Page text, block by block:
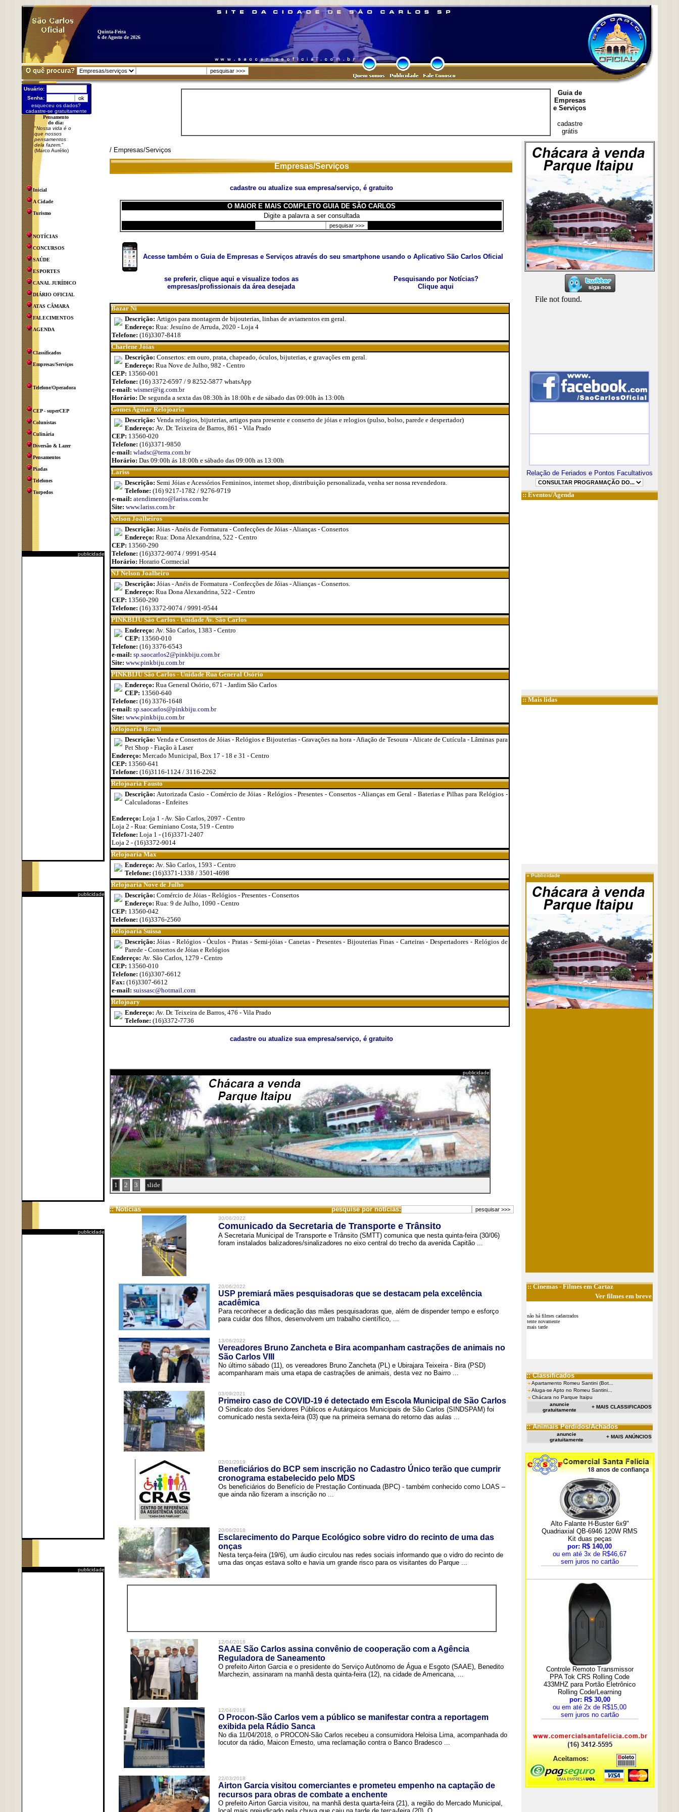
Quinta-Feira
6 de Agosto de 2026
O quê procura?
Usuário:
Senha:
esqueceu os dados?
cadastre-se gratuitamente
Pensamento
do dia:
"Nossa vida é o
que nossos
pensamentos
dela fazem. "
(Marco Aurélio)
Inicial
A Cidade
Turismo
NOTÍCIAS
CONCURSOS
SAÚDE
ESPORTES
CANAL JURÍDICO
DIÁRIO OFICIAL
ATAS CÂMARA
FALECIMENTOS
AGENDA
Classificados
Empresas/Serviços
Telefone/Operadora
CEP - superCEP
Colunistas
Culinária
Diversão & Lazer
Pensamentos
Piadas
Telefones
Torpedos
publicidade
publicidade
publicidade
publicidade
Guia de
Empresas
e Serviços
cadastre
grátis
/ Empresas/Serviços
Empresas/Serviços
cadastre ou atualize sua empresa/serviço, é gratuito
O MAIOR E MAIS COMPLETO GUIA DE SÃO CARLOS
Digite a palavra a ser consultada
Acesse também o Guia de Empresas e Serviços através do seu smartphone usando o Aplicativo São Carlos Oficial
se preferir, clique aqui e visualize todos as
empresas/profissionais da área desejada
Pesquisando por Notícias?
Clique aqui
Bazar Ni
Descrição: Artigos para montagem de bijouterias, linhas de aviamentos em geral.
Endereço: Rua: Jesuíno de Arruda, 2020 - Loja 4
Telefone: (16)3307-8418
Charlene Jóias
Descrição: Consertos: em ouro, prata, chapeado, óculos, bijuterias, e gravações em geral.
Endereço: Rua Nove de Julho, 982 - Centro
CEP: 13560-001
Telefone: (16) 3372-6597 / 9 8252-5877 whatsApp
e-mail: wismer@ig.com.br
Horário: De segunda a sexta das 08:30h às 18:00h e de sábado das 09:00h às 13:00h
Gomes Aguiar Relojoaria
Descrição: Venda relógios, bijuterias, artigos para presente e conserto de jóias e relogios (pulso, bolso, parede e despertador)
Endereço: Av. Dr. Teixeira de Barros, 861 - Vila Prado
CEP: 13560-020
Telefone: (16)3371-9850
e-mail: wladsc@terra.com.br
Horário: Das 09:00h ás 18:00h e sábado das 09:00h as 13:00h
Lariss
Descrição: Semi Jóias e Acessórios Femininos, internet shop, distribuição personalizada, venha ser nossa revendedora.
Telefone: (16) 9217-1782 / 9276-9719
e-mail: atendimento@lariss.com.br
Site: www.lariss.com.br
Nelson Joalheiros
Descrição: Jóias - Anéis de Formatura - Confecções de Jóias - Alianças - Consertos
Endereço: Rua: Dona Alexandrina, 522 - Centro
CEP: 13560-290
Telefone: (16)3372-9074 / 9991-9544
Horário: Horario Cormecial
NJ Nelson Joalheiro
Descrição: Jóias - Anéis de Formatura - Confecções de Jóias - Alianças - Consertos.
Endereço: Rua Dona Alexandrina, 522 - Centro
CEP: 13560-290
Telefone: (16) 3372-9074 / 9991-9544
PINKBIJU São Carlos - Unidade Av. São Carlos
Endereço: Av. São Carlos, 1383 - Centro
CEP: 13560-010
Telefone: (16) 3376-6543
e-mail: sp.saocarlos2@pinkbiju.com.br
Site: www.pinkbiju.com.br
PINKBIJU São Carlos - Unidade Rua General Osório
Endereço: Rua General Osório, 671 - Jardim São Carlos
CEP: 13560-640
Telefone: (16) 3376-1648
e-mail: sp.saocarlos@pinkbiju.com.br
Site: www.pinkbiju.com.br
Relojoaria Brasil
Descrição: Venda e Consertos de Jóias - Relógios e Bijouterias - Gravações na hora - Afiação de Tesoura - Alicate de Cutícula - Lâminas para
Pet Shop - Fiação à Laser
Endereço: Mercado Municipal, Box 17 - 18 e 31 - Centro
CEP: 13560-641
Telefone: (16)3116-1124 / 3116-2262
Relojoaria Fausto
Descrição:Autorizada Casio - Comércio de Jóias - Relógios - Presentes - Consertos - Alianças em Geral - Baterias e Pilhas para Relógios -
Calculadoras - Enfeites
Endereço: Loja 1 - Av. São Carlos, 2097 - Centro
Loja 2 - Rua: Geminiano Costa, 519 - Centro
Telefone: Loja 1 - (16)3371-2407
Loja 2 - (16)3372-9014
Relojoaria Max
Endereço: Av. São Carlos, 1593 - Centro
Telefone: (16)3371-1338 / 3501-4698
Relojoaria Nove de Julho
Descrição: Comércio de Jóias - Relógios - Presentes - Consertos
Endereço: Rua: 9 de Julho, 1090 - Centro
CEP: 13560-042
Telefone: (16)3376-2560
Relojoaria Suíssa
Descrição:Jóias - Relógios - Óculos - Pratas - Semi-jóias - Canetas - Presentes - Bijouterias Finas - Carteiras - Despertadores - Relógios de
Parede - Consertos de Jóias e Relógios
Endereço: Av. São Carlos, 1279 - Centro
CEP: 13560-010
Telefone: (16)3307-6612
Fax: (16)3307-6612
e-mail: suissasc@hotmail.com
Relojoary
Endereço: Av. Dr. Teixeira de Barros, 476 - Vila Prado
Telefone: (16)3372-7736
cadastre ou atualize sua empresa/serviço, é gratuito
publicidade
1 2 3 slide
:: Notícias pesquise por notícias:
30/06/2022
Comunicado da Secretaria de Transporte e Trânsito
A Secretaria Municipal de Transporte e Trânsito (SMTT) comunica que nesta quinta-feira (30/06)
foram instalados balizadores/sinalizadores no eixo central do trecho da avenida Capitão ...
20/06/2022
USP premiará mães pesquisadoras que se destacam pela excelência
acadêmica
Para reconhecer a dedicação das mães pesquisadoras que, além de dispender tempo e esforço
para cuidar dos filhos, desenvolvem um trabalho científico, ...
13/06/2022
Vereadores Bruno Zancheta e Bira acompanham castrações de animais no
São Carlos VIII
No último sábado (11), os vereadores Bruno Zancheta (PL) e Ubirajara Teixeira - Bira (PSD)
acompanharam mais uma etapa de castrações de animais, desta vez no Bairro ...
03/09/2021
Primeiro caso de COVID-19 é detectado em Escola Municipal de São Carlos
O Sindicato dos Servidores Públicos e Autárquicos Municipais de São Carlos (SINDSPAM) foi
comunicado nesta sexta-feira (03) que na primeira semana do retorno das aulas ...
02/01/2019
Beneficiários do BCP sem inscrição no Cadastro Único terão que cumprir
cronograma estabelecido pelo MDS
Os beneficiários do Benefício de Prestação Continuada (BPC) - também conhecido como LOAS –
que ainda não fizeram a inscrição no ...
20/06/2018
Esclarecimento do Parque Ecológico sobre vidro do recinto de uma das
onças
Nesta terça-feira (19/6), um áudio circulou nas redes sociais informando que o vidro do recinto de
uma das onças estava solto e havia um grande risco para os visitantes do Parque ...
12/04/2018
SAAE São Carlos assina convênio de cooperação com a Agência
Reguladora de Saneamento
O prefeito Airton Garcia e o presidente do Serviço Autônomo de Água e Esgoto (SAAE), Benedito
Marchezin, assinaram na manhã desta quinta-feira (12), na cidade de Americana, ...
12/04/2018
O Procon-São Carlos vem a público se manifestar contra a reportagem
exibida pela Rádio Sanca
No dia 11/04/2018, o PROCON-São Carlos recebeu a consumidora Heloisa Lima, acompanhada do
locutor da rádio, Maicon Ernesto, uma reclamação contra o Banco Bradesco ...
22/03/2018
Airton Garcia visitou comerciantes e prometeu empenho na captação de
recursos para obras de combate a enchente
O prefeito Airton Garcia visitou, na manhã desta quarta-feira (21), a região do Mercado Municipal,
Relação de Feriados e Pontos Facultativos
::Eventos/Agenda
:: Mais lidas
»Publicidade
::Cinemas- Filmes em Cartaz
Ver filmes em breve
não há filmes cadastrados
tente novamente
mais tarde
:: Classificados
Apartamento Romeu Santini (Bot...
Aluga-se Apto no Romeu Santini...
Chácara no Parque Itaipu
anuncie
gratuitamente
+ MAIS CLASSIFICADOS
:: Animais Perdidos/Achados
anuncie
gratuitamente
+ MAIS ANÚNCIOS